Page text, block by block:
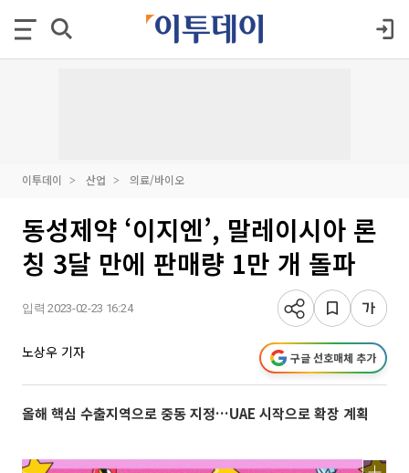
이투데이 산업 의료/바이오
동성제약 ‘이지엔’, 말레이시아 론
칭 3달 만에 판매량 1만 개 돌파
입력 2023-02-23 16:24
노상우 기자 구글 선호매체 추가
올해 핵심 수출지역으로 중동 지정…UAE 시작으로 확장 계획